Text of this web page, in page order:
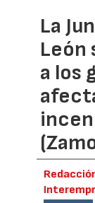
La
León
a los